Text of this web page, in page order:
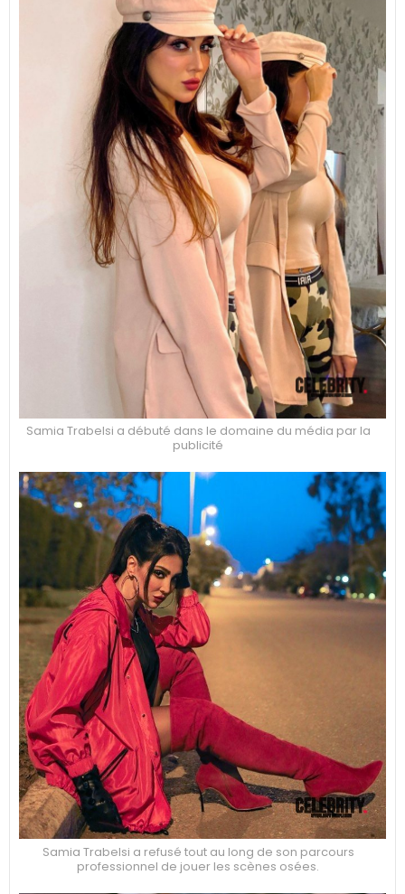
Samia Trabelsi a débuté dans le domaine du média par la
publicité
Samia Trabelsi a refusé tout au long de son parcours
professionnel de jouer les scènes osées.